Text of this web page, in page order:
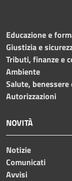
Educazione e
Giustizia e
Tributi, finanze e
Ambiente
Salute,
Autorizzazioni
NOVITÀ
Notizie
Comunicati
Avvisi